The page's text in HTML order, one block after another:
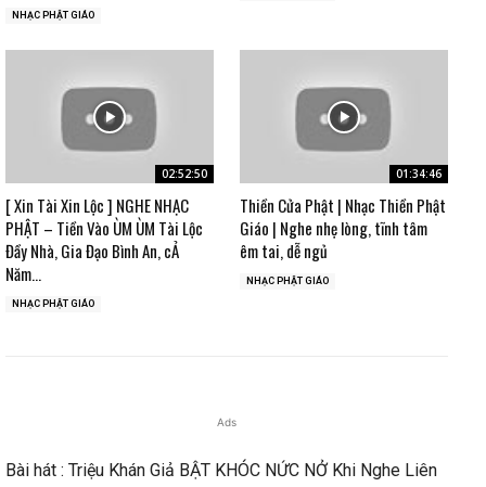
NHẠC PHẬT GIÁO
02:52:50
[ Xin Tài Xin Lộc ] NGHE NHẠC
PHẬT – Tiền Vào ÙM ÙM Tài Lộc
Đầy Nhà, Gia Đạo Bình An, cẢ
Năm...
NHẠC PHẬT GIÁO
01:34:46
Thiền Cửa Phật | Nhạc Thiền Phật
Giáo | Nghe nhẹ lòng, tĩnh tâm
êm tai, dễ ngủ
NHẠC PHẬT GIÁO
Ads
Bài hát : Triệu Khán Giả BẬT KHÓC NỨC NỞ Khi Nghe Liên